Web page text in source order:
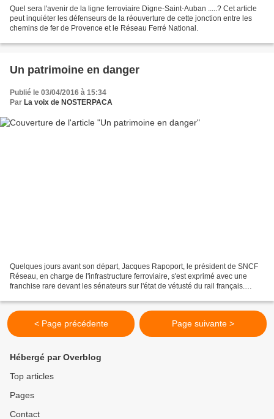
Quel sera l'avenir de la ligne ferroviaire Digne-Saint-Auban .....? Cet article
peut inquiéter les défenseurs de la réouverture de cette jonction entre les
chemins de fer de Provence et le Réseau Ferré National.
Un patrimoine en danger
Publié le 03/04/2016 à 15:34
Par La voix de NOSTERPACA
Quelques jours avant son départ, Jacques Rapoport, le président de SNCF
Réseau, en charge de l'infrastructure ferroviaire, s'est exprimé avec une
franchise rare devant les sénateurs sur l'état de vétusté du rail français.
< Page précédente Page suivante >
Hébergé par Overblog
Top articles
Pages
Contact